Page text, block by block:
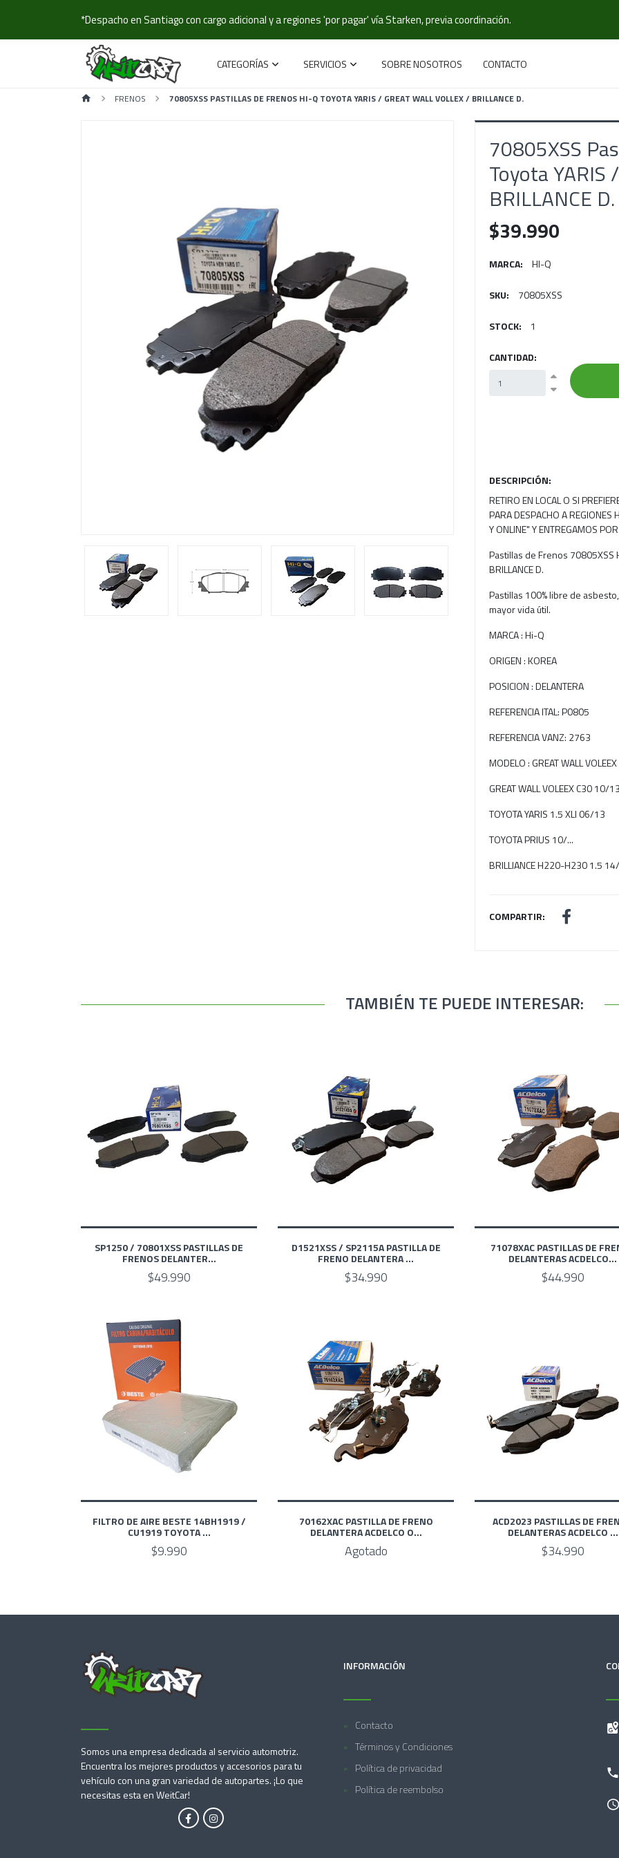
*Despacho en Santiago con cargo adicional y a regiones 'por pagar' vía Starken, previa coordinación.
CATEGORÍAS SERVICIOS SOBRE NOSOTROS CONTACTO
FRENOS 70805XSS PASTILLAS DE FRENOS HI-Q TOYOTA YARIS / GREAT WALL VOLLEX / BRILLANCE D.
70805XSS
Toyota YARIS
BRILLANCE D.
$39.990
MARCA: HI-Q
SKU: 70805XSS
STOCK: 1
CANTIDAD:
DESCRIPCIÓN:
RETIRO EN LOCAL O SI
PARA DESPACHO A REGIONES
Y ONLINE" Y ENTREGAMOS
Pastillas de Frenos 70805XSS
BRILLANCE D.
Pastillas 100% libre de
mayor vida útil.
MARCA : Hi-Q
ORIGEN : KOREA
POSICION : DELANTERA
REFERENCIA ITAL: P0805
REFERENCIA VANZ: 2763
MODELO : GREAT WALL
GREAT WALL VOLEEX C30 10/13
TOYOTA YARIS 1.5 XLI 06/13
TOYOTA PRIUS 10/...
BRILLIANCE H220-H230 1.5
COMPARTIR:
TAMBIÉN TE PUEDE INTERESAR:
SP1250 / 70801XSS PASTILLAS DE
FRENOS DELANTER...
$49.990
D1521XSS / SP2115A PASTILLA DE
FRENO DELANTERA ...
$34.990
71078XAC PASTILLAS DE
DELANTERAS ACDELCO...
$44.990
FILTRO DE AIRE BESTE 14BH1919 /
CU1919 TOYOTA ...
$9.990
70162XAC PASTILLA DE FRENO
DELANTERA ACDELCO O...
Agotado
ACD2023 PASTILLAS DE
DELANTERAS ACDELCO ...
$34.990
Somos una empresa dedicada al servicio automotriz.
Encuentra los mejores productos y accesorios para tu
vehículo con una gran variedad de autopartes. ¡Lo que
necesitas esta en WeitCar!
INFORMACIÓN
Contacto
Términos y Condiciones
Política de privacidad
Política de reembolso